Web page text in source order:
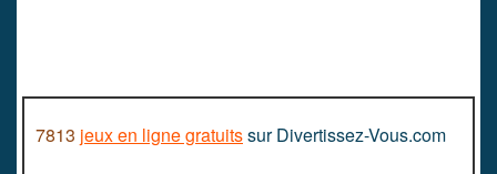
7813 jeux en ligne gratuitssur Divertissez-Vous.com